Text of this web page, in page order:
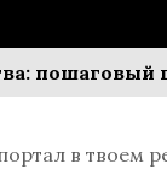
гид по
в твоем